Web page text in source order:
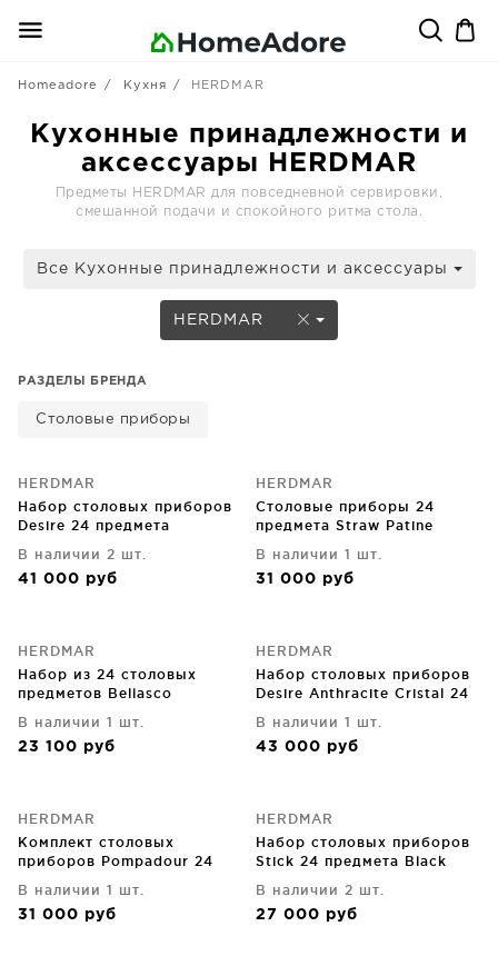
Homeadore Кухня HERDMAR
Кухонные принадлежности и
аксессуары HERDMAR
Предметы HERDMAR для повседневной сервировки,
смешанной подачи и спокойного ритма стола.
Все Кухонные принадлежности и аксессуары
HERDMAR
РАЗДЕЛЫ БРЕНДА
Столовые приборы
HERDMAR
Набор столовых приборов
Desire 24 предмета
В наличии 2 шт.
41 000 руб
HERDMAR
Столовые приборы 24
предмета Straw Patine
В наличии 1 шт.
31 000 руб
HERDMAR
Набор из 24 столовых
предметов Bellasco
В наличии 1 шт.
23 100 руб
HERDMAR
Набор столовых приборов
Desire Anthracite Cristal 24
В наличии 1 шт.
43 000 руб
HERDMAR
Комплект столовых
приборов Pompadour 24
В наличии 1 шт.
31 000 руб
HERDMAR
Набор столовых приборов
Stick 24 предмета Black
В наличии 2 шт.
27 000 руб